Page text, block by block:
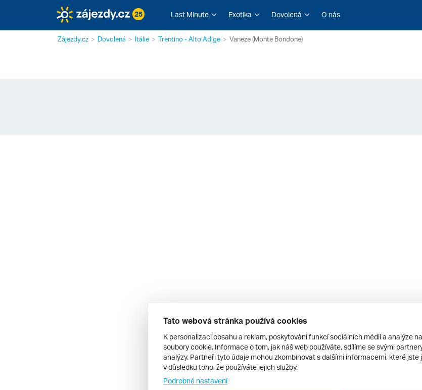
25 Last Minute Exotika Dovolená O nás
Zájezdy.cz Dovolená Itálie Trentino - Alto Adige Vaneze (Monte Bondone)
Tato webová stránka používá cookies
K personalizaci obsahu a reklam, poskytování funkcí sociálních médií a analýze
soubory cookie. Informace o tom, jak náš web používáte, sdílíme se svými
analýzy. Partneři tyto údaje mohou zkombinovat s dalšími informacemi, které jste
v důsledku toho, že používáte jejich služby.
Podrobné nastavení